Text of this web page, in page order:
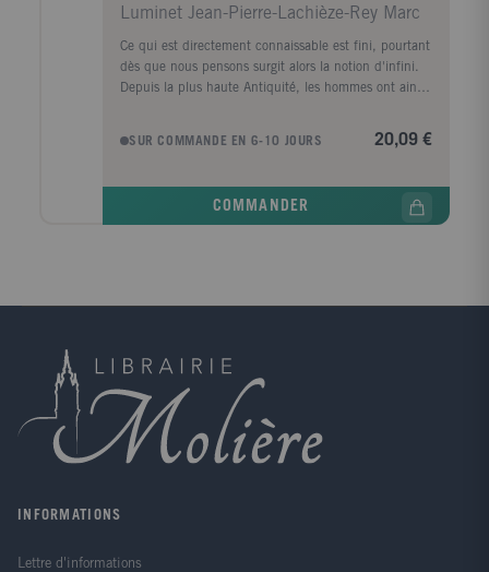
Luminet Jean-Pierre-Lachièze-Rey Marc
Ce qui est directement connaissable est fini, pourtant
dès que nous pensons surgit alors la notion d'infini.
Depuis la plus haute Antiquité, les hommes ont ainsi
implique d'envisager ce concept. Par ailleurs, il existe
plus "peuplé" que celui des nombres naturels. Les
? L'infini y renaît sans cesse de ses cendres.
Entièrement révisé à la lumière des derniers résultats
de la recherche, cette nouvelle édition retrace
quelques grandes étapes des "histoires parallèles" de
l'infini en cosmologie, en mathématiques et en
physique fondamentale et leurs inextricables relations
SUR COMMANDE EN 6-10 JOURS 20,09 €
COMMANDER
INFORMATIONS
Lettre d'informations